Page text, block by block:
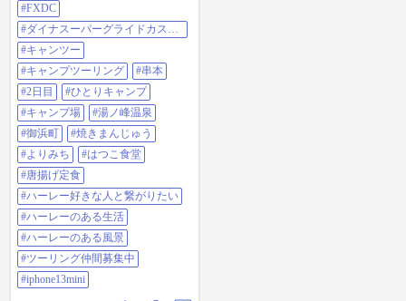
#FXDC
#ダイナスーパーグライドカスタ
ム
#キャンツー
#キャンプツーリング
#串本
#2日目
#ひとりキャンプ
#キャンプ場
#湯ノ峰温泉
#御浜町
#焼きまんじゅう
#よりみち
#はつこ食堂
#唐揚げ定食
#ハーレー好きな人と繋がりたい
#ハーレーのある生活
#ハーレーのある風景
#ツーリング仲間募集中
#iphone13mini